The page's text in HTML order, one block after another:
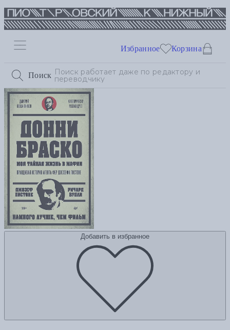
Поиск
Избранное Корзина
Добавить в избранное